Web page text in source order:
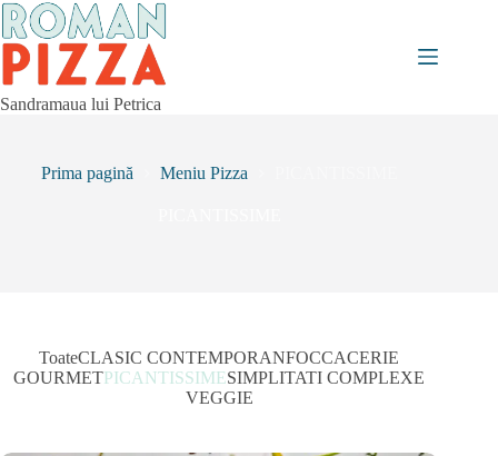
Sari
conținut
Sandramaua lui Petrica
Prima pagină Meniu Pizza
ToateCLASIC CONTEMPORANFOCCACERIE
GOURMETPICANTISSIMESIMPLITATI COMPLEXE
VEGGIE